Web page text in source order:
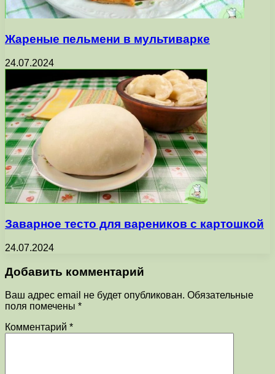
Жареные пельмени в мультиварке
24.07.2024
Заварное тесто для вареников с картошкой
24.07.2024
Добавить комментарий
Ваш адрес email не будет опубликован. Обязательные
поля помечены *
Комментарий *